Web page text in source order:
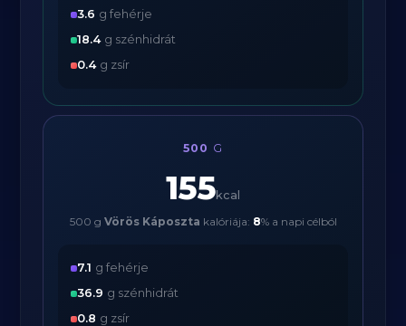
3.6 g fehérje
18.4 g szénhidrát
0.4 g zsír
500 G
155kcal
500 g Vörös Káposzta kalóriája: 8% a napi célból
7.1 g fehérje
36.9 g szénhidrát
0.8 g zsír